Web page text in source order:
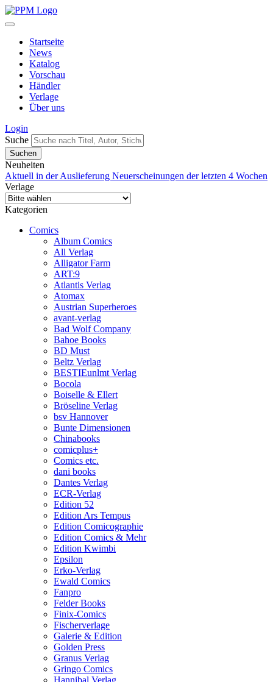
Startseite
News
Katalog
Vorschau
Händler
Verlage
Über uns
Login
Suche
Neuheiten
Aktuell in der Auslieferung Neuerscheinungen der letzten 4 Wochen
Verlage
Kategorien
Comics
Album Comics
All Verlag
Alligator Farm
ART:9
Atlantis Verlag
Atomax
Austrian Superheroes
avant-verlag
Bad Wolf Company
Bahoe Books
BD Must
Beltz Verlag
BESTIEunlmt Verlag
Bocola
Boiselle & Ellert
Bröseline Verlag
bsv Hannover
Bunte Dimensionen
Chinabooks
comicplus+
Comics etc.
dani books
Dantes Verlag
ECR-Verlag
Edition 52
Edition Ars Tempus
Edition Comicographie
Edition Comics & Mehr
Edition Kwimbi
Epsilon
Erko-Verlag
Ewald Comics
Fanpro
Felder Books
Finix-Comics
Fischerverlage
Galerie & Edition
Golden Press
Granus Verlag
Gringo Comics
Hannibal Verlag